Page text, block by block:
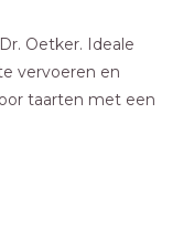
Oetker. Ideale
vervoeren en
taarten met een